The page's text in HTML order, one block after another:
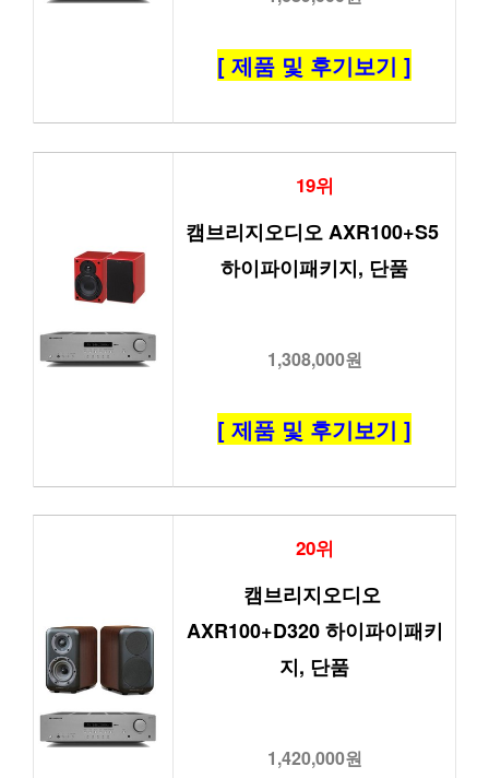
[ 제품 및 후기보기 ]
19위
캠브리지오디오 AXR100+S5
하이파이패키지, 단품
1,308,000원
[ 제품 및 후기보기 ]
20위
캠브리지오디오
AXR100+D320 하이파이패키
지, 단품
1,420,000원